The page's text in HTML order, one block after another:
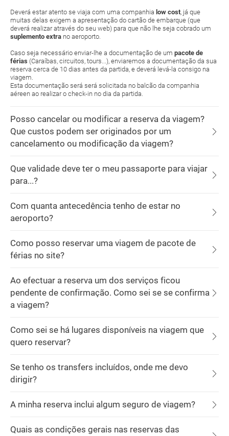
Deverá estar atento se viaja com uma companhia low cost, já que
muitas delas exigem a apresentação do cartão de embarque (que
deverá realizar através do seu web) para que não lhe seja cobrado um
suplemento extra no aeroporto.
Caso seja necessário enviar-lhe a documentação de um pacote de
férias (Caraíbas, circuitos, tours...), enviaremos a documentação da sua
reserva cerca de 10 dias antes da partida, e deverá levá-la consigo na
viagem.
Esta documentação será será solicitada no balcão da companhia
aéreen ao realizar o check-in no dia da partida.
Posso cancelar ou modificar a reserva da viagem?
Que custos podem ser originados por um
cancelamento ou modificação da viagem?
Que validade deve ter o meu passaporte para viajar
para...?
Com quanta antecedência tenho de estar no
aeroporto?
Como posso reservar uma viagem de pacote de
férias no site?
Ao efectuar a reserva um dos serviços ficou
pendente de confirmação. Como sei se se confirma
a viagem?
Como sei se há lugares disponíveis na viagem que
quero reservar?
Se tenho os transfers incluídos, onde me devo
dirigir?
A minha reserva inclui algum seguro de viagem?
Quais as condições gerais nas reservas das